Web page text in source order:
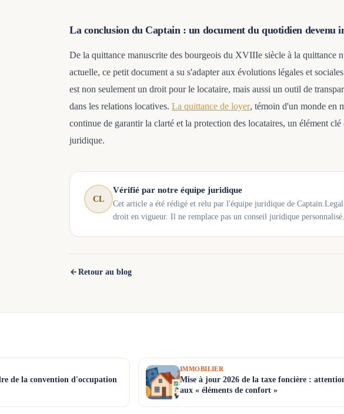
La conclusion du Captain : un document du quotidien devenu
De la quittance manuscrite des bourgeois du XVIIIe siècle à la quittance
actuelle, ce petit document a su s'adapter aux évolutions légales et
est non seulement un droit pour le locataire, mais aussi un outil de
dans les relations locatives. La quittance de loyer, témoin d'un monde en
continue de garantir la clarté et la protection des locataires, un élément clé
juridique.
CL
Vérifié par notre équipe juridique
Cet article a été rédigé et relu par l'équipe juridique de
droit en vigueur. Il ne remplace pas un conseil juridique personnalisé.
Retour au blog
de la convention d'occupation
IMMOBILIER
Mise à jour 2026 de la taxe foncière :
aux « éléments de confort »